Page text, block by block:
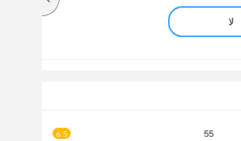
لا
55
6.5